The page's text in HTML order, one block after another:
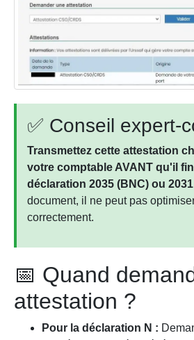
✅ Conseil expert-
Transmettez cette attestation
votre comptable AVANT qu'il
déclaration 2035 (BNC) ou
document, il ne peut pas
correctement.
📅 Quand
attestation ?
Pour la déclaration N :